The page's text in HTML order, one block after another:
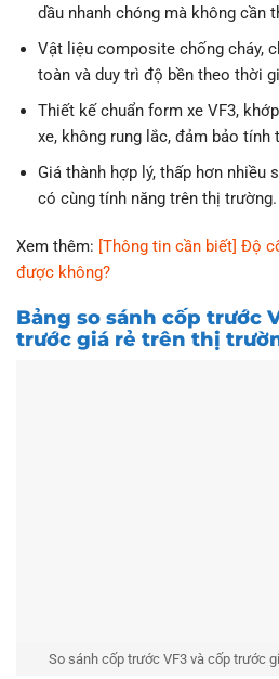
dầu nhanh chóng mà không cần
Vật liệu composite chống cháy,
toàn và duy trì độ bền theo thời
Thiết kế chuẩn form xe VF3,
xe, không rung lắc, đảm bảo tính
Giá thành hợp lý, thấp hơn nhiều
có cùng tính năng trên thị trường.
Xem thêm: [Thông tin cần biết] Độ
được không?
Bảng so sánh cốp trước
trước giá rẻ trên thị
So sánh cốp trước VF3 và cốp trước